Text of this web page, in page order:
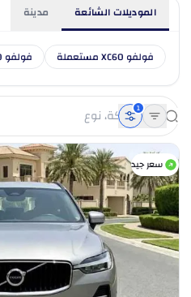
الموديلات الشائعة مدينة
فولفو XC60 مستعملة فولفو XC90 مستعملة
1
سعر جيد